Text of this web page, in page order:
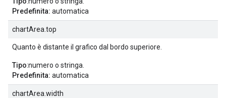
Predefinita: automatica
chartArea.top
Quanto è distante il grafico dal bordo superiore.
Tipo:numero o stringa.
Predefinita: automatica
chartArea.width